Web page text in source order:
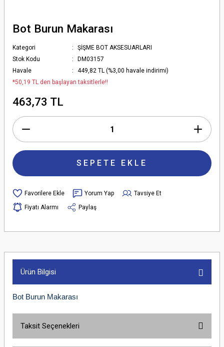
Bot Burun Makarası
Kategori
ŞİŞME BOT AKSESUARLARI
Stok Kodu
DM03157
Havale
449,82 TL (%3,00 havale indirimi)
*50,19 TL den başlayan taksitlerle!!
463,73 TL
SEPETE EKLE
Yorum Yap
Tavsiye Et
Fiyatı Alarmı
Paylaş
Ürün Bilgisi
Bot Burun Makarası
Taksit Seçenekleri